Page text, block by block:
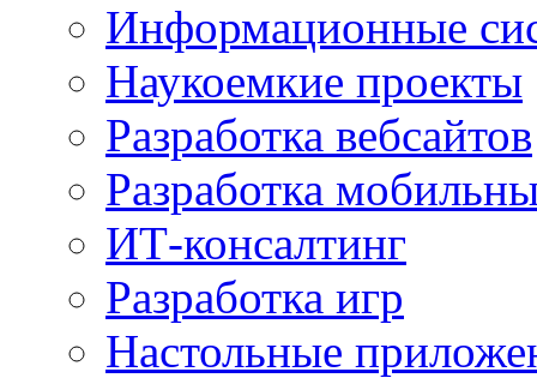
Информационные
Наукоемкие проекты
Разработка вебсайтов
Разработка
ИТ-консалтинг
Разработка игр
Настольные